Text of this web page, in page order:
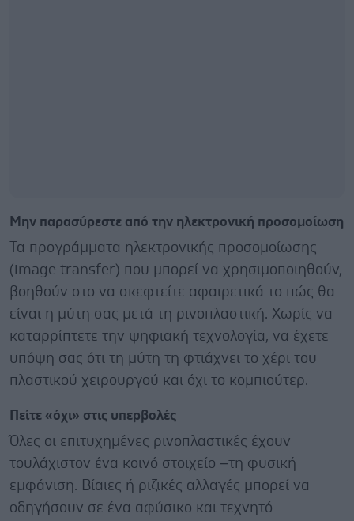
Μην παρασύρεστε από την ηλεκτρονική προσομοίωση
Τα προγράμματα ηλεκτρονικής προσομοίωσης
(image transfer) που μπορεί να χρησιμοποιηθούν,
βοηθούν στο να σκεφτείτε αφαιρετικά το πώς θα
είναι η μύτη σας μετά τη ρινοπλαστική. Χωρίς να
καταρρίπτετε την ψηφιακή τεχνολογία, να έχετε
υπόψη σας ότι τη μύτη τη φτιάχνει το χέρι του
πλαστικού χειρουργού και όχι το κομπιούτερ.
Πείτε «όχι» στις υπερβολές
Όλες οι επιτυχημένες ρινοπλαστικές έχουν
τουλάχιστον ένα κοινό στοιχείο –τη φυσική
εμφάνιση. Βίαιες ή ριζικές αλλαγές μπορεί να
οδηγήσουν σε ένα αφύσικο και τεχνητό